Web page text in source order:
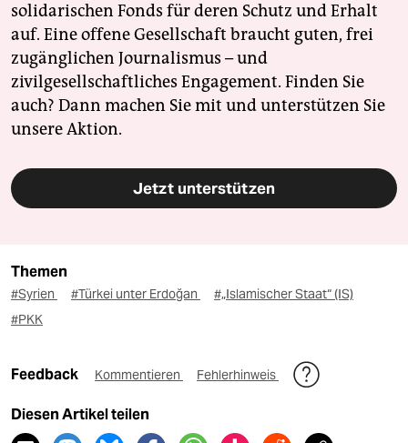
solidarischen Fonds für deren Schutz und Erhalt
auf. Eine offene Gesellschaft braucht guten, frei
zugänglichen Journalismus – und
zivilgesellschaftliches Engagement. Finden Sie
auch? Dann machen Sie mit und unterstützen Sie
unsere Aktion.
Jetzt unterstützen
Themen
#Syrien #Türkei unter Erdoğan
#„Islamischer Staat“ (IS)
#PKK
Feedback Kommentieren Fehlerhinweis
Diesen Artikel teilen